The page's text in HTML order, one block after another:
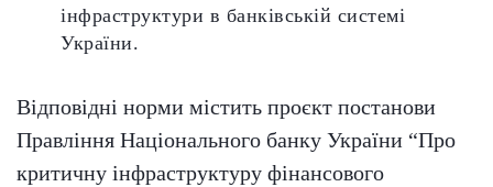
інфраструктури в банківській системі
України.
Відповідні норми містить проєкт постанови
Правління Національного банку України “Про
критичну інфраструктуру фінансового